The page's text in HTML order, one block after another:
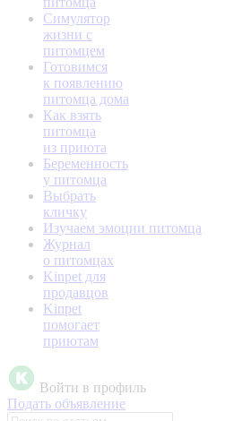
Симулятор
жизни с
питомцем
Готовимся
к появлению
питомца дома
Как взять
питомца
из приюта
Беременность
у питомца
Выбрать
кличку
Изучаем эмоции питомца
Журнал
о питомцах
Kinpet для
продавцов
Kinpet
помогает
приютам
Войти в профиль
Подать объявление